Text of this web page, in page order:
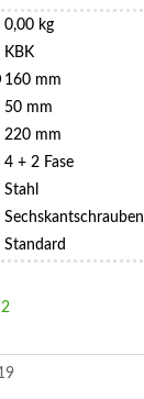
0,00 kg
KBK
160 mm
50 mm
220 mm
4 + 2 Fase
Stahl
Sechskantschrauben
Standard